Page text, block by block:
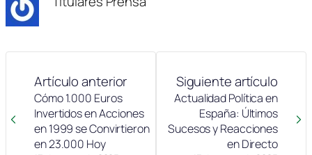
Artículo anterior
Cómo 1.000 Euros
Invertidos en Acciones
en 1999 se Convirtieron
en 23.000 Hoy
Siguiente artículo
Actualidad Política en
España: Últimos
Sucesos y Reacciones
en Directo